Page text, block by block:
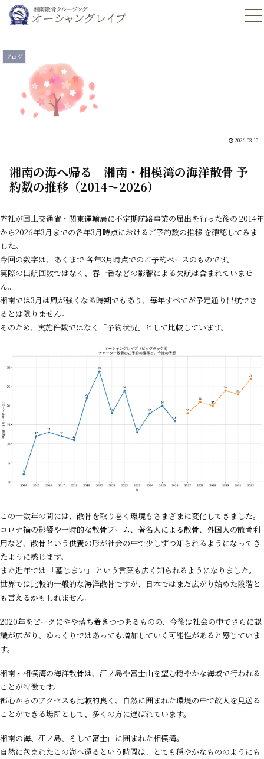
ブログ
2026.03.10
湘南の海へ帰る｜湘南・相模湾の海洋散骨 予
約数の推移（2014〜2026）
弊社が国土交通省・関東運輸局に不定期航路事業の届出を行った後の 2014年
から2026年3月までの各年3月時点におけるご予約数の推移 を確認してみま
した。
今回の数字は、あくまで 各年3月時点でのご予約ベースのものです。
実際の出航回数ではなく、春一番などの影響による欠航は含まれていませ
ん。
湘南では3月は風が強くなる時期でもあり、毎年すべてが予定通り出航でき
るとは限りません。
そのため、実施件数ではなく「予約状況」として比較しています。
この十数年の間には、散骨を取り巻く環境もさまざまに変化してきました。
コロナ禍の影響や一時的な散骨ブーム、著名人による散骨、外国人の散骨利
用など、散骨という供養の形が社会の中で少しずつ知られるようになってき
たように感じます。
また近年では 「墓じまい」 という言葉も広く知られるようになりました。
世界では比較的一般的な海洋散骨ですが、日本ではまだ広がり始めた段階と
も言えるかもしれません。
2020年をピークにやや落ち着きつつあるものの、今後は社会の中でさらに認
識が広がり、ゆっくりではあっても増加していく可能性があると感じていま
す。
湘南・相模湾の海洋散骨は、江ノ島や富士山を望む穏やかな海域で行われる
ことが特徴です。
都心からのアクセスも比較的良く、自然に囲まれた環境の中で故人を見送る
ことができる場所として、多くの方に選ばれています。
湘南の海、江ノ島、そして富士山に囲まれた相模湾。
自然に包まれたこの海へ還るという時間は、とても穏やかなもののようにも